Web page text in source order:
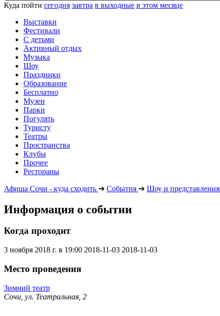
Куда пойти сегодня завтра в выходные в этом месяце
Выставки
Фестивали
С детьми
Активный отдых
Музыка
Шоу
Праздники
Образование
Бесплатно
Музеи
Парки
Погулять
Туристу
Театры
Пространства
Клубы
Прочее
Рестораны
Афиша Сочи - куда сходить ➔ События ➔ Шоу и представления
Информация о событии
Когда проходит
3 ноября 2018 г. в 19:00 2018-11-03 2018-11-03
Место проведения
Зимний театр
Сочи, ул. Театральная, 2